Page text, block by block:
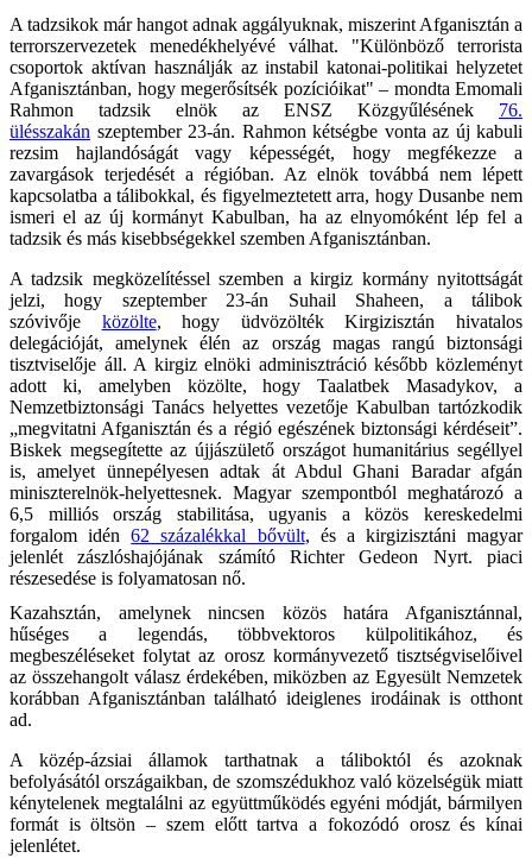
A tadzsikok már hangot adnak aggályuknak, miszerint Afganisztán a
terrorszervezetek menedékhelyévé válhat. "Különböző terrorista
csoportok aktívan használják az instabil katonai-politikai helyzetet
Afganisztánban, hogy megerősítsék pozícióikat" – mondta Emomali
Rahmon tadzsik elnök az ENSZ Közgyűlésének 76.
ülésszakán szeptember 23-án. Rahmon kétségbe vonta az új kabuli
rezsim hajlandóságát vagy képességét, hogy megfékezze a
zavargások terjedését a régióban. Az elnök továbbá nem lépett
kapcsolatba a tálibokkal, és figyelmeztetett arra, hogy Dusanbe nem
ismeri el az új kormányt Kabulban, ha az elnyomóként lép fel a
tadzsik és más kisebbségekkel szemben Afganisztánban.
A tadzsik megközelítéssel szemben a kirgiz kormány nyitottságát
jelzi, hogy szeptember 23-án Suhail Shaheen, a tálibok
szóvivője közölte, hogy üdvözölték Kirgizisztán hivatalos
delegációját, amelynek élén az ország magas rangú biztonsági
tisztviselője áll. A kirgiz elnöki adminisztráció később közleményt
adott ki, amelyben közölte, hogy Taalatbek Masadykov, a
Nemzetbiztonsági Tanács helyettes vezetője Kabulban tartózkodik
„megvitatni Afganisztán és a régió egészének biztonsági kérdéseit”.
Biskek megsegítette az újjászülető országot humanitárius segéllyel
is, amelyet ünnepélyesen adtak át Abdul Ghani Baradar afgán
miniszterelnök-helyettesnek. Magyar szempontból meghatározó a
6,5 milliós ország stabilitása, ugyanis a közös kereskedelmi
forgalom idén62 százalékkal bővült, és a kirgizisztáni magyar
jelenlét zászlóshajójának számító Richter Gedeon Nyrt. piaci
részesedése is folyamatosan nő.
Kazahsztán, amelynek nincsen közös határa Afganisztánnal,
hűséges a legendás, többvektoros külpolitikához, és
megbeszéléseket folytat az orosz kormányvezető tisztségviselőivel
az összehangolt válasz érdekében, miközben az Egyesült Nemzetek
korábban Afganisztánban található ideiglenes irodáinak is otthont
ad.
A közép-ázsiai államok tarthatnak a táliboktól és azoknak
befolyásától országaikban, de szomszédukhoz való közelségük miatt
kénytelenek megtalálni az együttműködés egyéni módját, bármilyen
formát is öltsön – szem előtt tartva a fokozódó orosz és kínai
jelenlétet.